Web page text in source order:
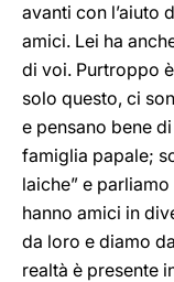
avanti con l’aiuto
amici. Lei ha
di voi. Purtroppo
solo questo, ci
e pensano bene
famiglia papale;
laiche” e
hanno amici in
da loro e diamo
realtà è presente